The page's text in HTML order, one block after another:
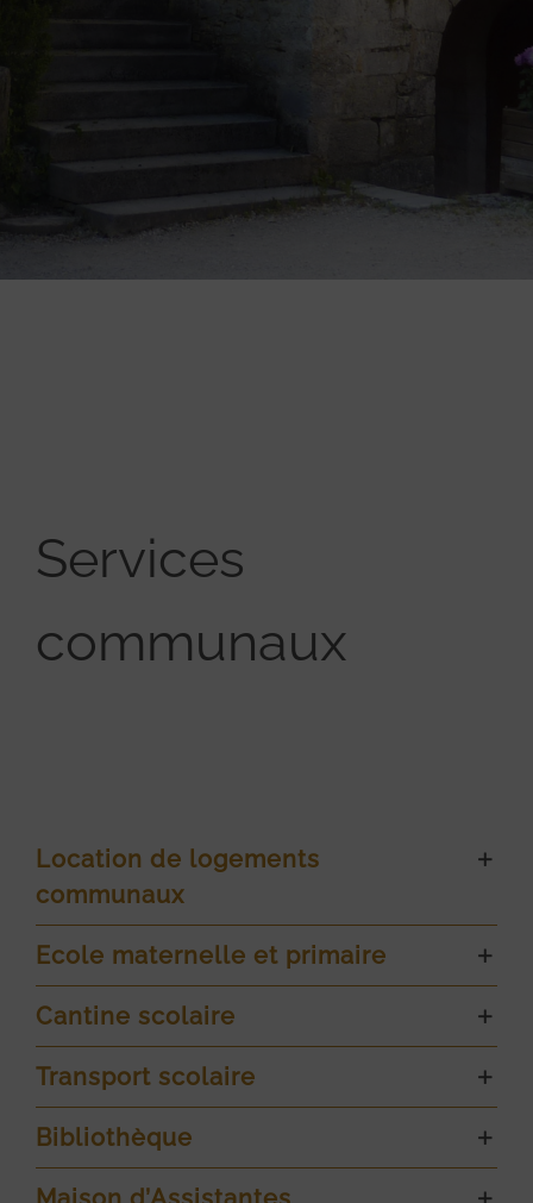
Services
communaux
Location de logements
communaux
Ecole maternelle et primaire
Cantine scolaire
Transport scolaire
Bibliothèque